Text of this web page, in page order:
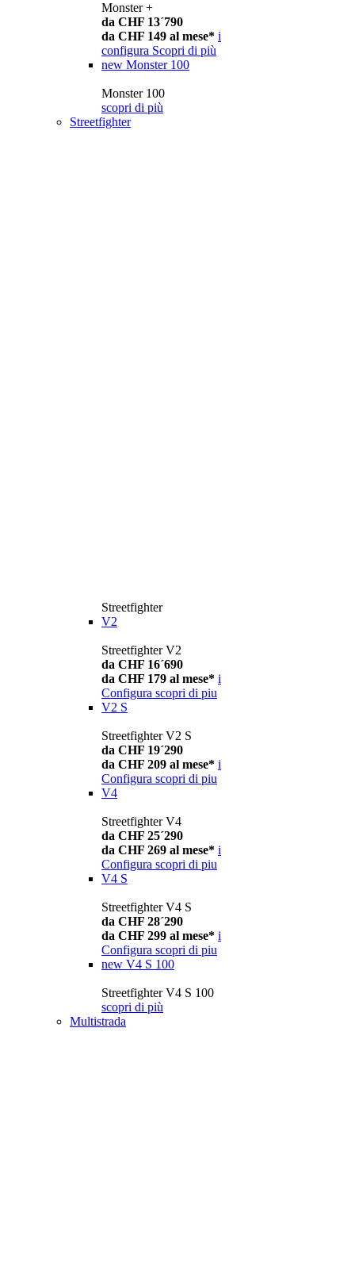
Monster +
da CHF 13´790
da CHF 149 al mese* i
configura Scopri di più
new Monster 100
Monster 100
scopri di più
Streetfighter
Streetfighter
V2
Streetfighter V2
da CHF 16´690
da CHF 179 al mese* i
Configura scopri di piu
V2 S
Streetfighter V2 S
da CHF 19´290
da CHF 209 al mese* i
Configura scopri di piu
V4
Streetfighter V4
da CHF 25´290
da CHF 269 al mese* i
Configura scopri di piu
V4 S
Streetfighter V4 S
da CHF 28´290
da CHF 299 al mese* i
Configura scopri di piu
new V4 S 100
Streetfighter V4 S 100
scopri di più
Multistrada